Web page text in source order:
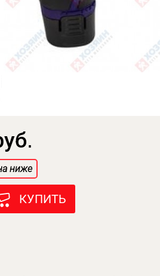
ниже
КУПИТЬ